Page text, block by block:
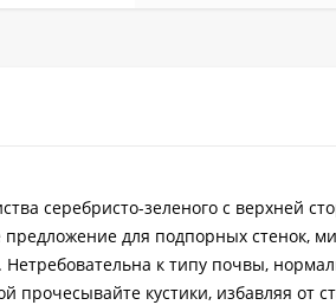
серебристо-зеленого с верхней
предложение для подпорных стенок,
к типу почвы,
прочесывайте кустики, избавляя от